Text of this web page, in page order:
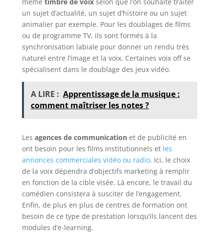
un sujet d’actualité, un sujet d’histoire ou un sujet
animalier par exemple. Pour les doublages de films
ou de programme TV, ils sont formés à la
synchronisation labiale pour donner un rendu très
naturel entre l’image et la voix. Certaines voix off se
spécialisent dans le doublage des jeux vidéo.
A LIRE : Apprentissage de la musique :
comment maîtriser les notes ?
Les agences de communicationet de publicité en
ont besoin pour les films institutionnels et les
annonces commerciales vidéo ou radio. Ici, le choix
de la voix dépendra d’objectifs marketing à remplir
en fonction de la cible visée. Là encore, le travail du
comédien consistera à susciter de l’engagement.
Enfin, de plus en plus de centres de formation ont
besoin de ce type de prestation lorsqu’ils lancent des
modules d’e-learning.